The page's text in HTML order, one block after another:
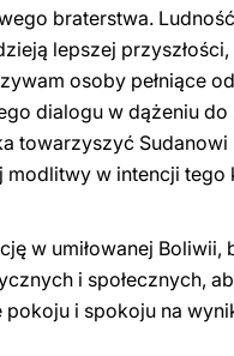
braterstwa.
lepszej
osoby pełniące
dialogu w dążeniu
towarzyszyć
w intencji
w umiłowanej
i społecznych,
i spokoju na